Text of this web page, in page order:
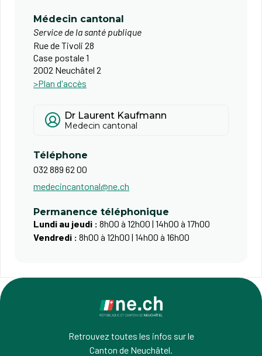
Médecin cantonal
Service de la santé publique
Rue de Tivoli 28
Case postale 1
2002 Neuchâtel 2
>Plan d'accès
Dr Laurent Kaufmann
Medecin cantonal
Téléphone
032 889 62 00
medecincantonal@ne.ch
Permanence téléphonique
Lundi au jeudi : 8h00 à 12h00 | 14h00 à 17h00
Vendredi : 8h00 à 12h00 | 14h00 à 16h00
Retrouvez toutes les infos sur le
Canton de Neuchâtel.